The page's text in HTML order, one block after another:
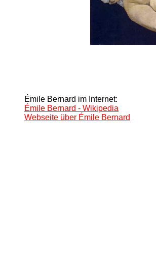
Émile Bernard im Internet:
Émile Bernard - Wikipedia
Webseite über Émile Bernard